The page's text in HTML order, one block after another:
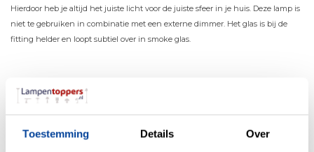
Toestemming Details Over
Hierdoor heb je altijd het juiste licht voor de juiste sfeer in je huis. Deze lamp is
niet te gebruiken in combinatie met een externe dimmer. Het glas is bij de
fitting helder en loopt subtiel over in smoke glas.
Materiaal
Kleur Smoke
Maten 9.5 x 14.5cm (BxH)